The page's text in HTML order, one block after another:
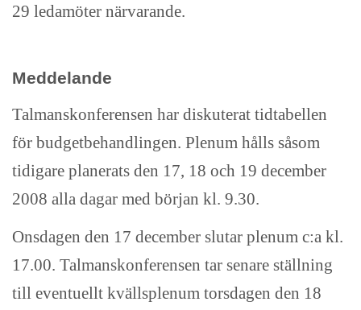
29 ledamöter närvarande.
Meddelande
Talmanskonferensen har diskuterat tidtabellen
för budgetbehandlingen. Plenum hålls såsom
tidigare planerats den 17, 18 och 19 december
2008 alla dagar med början kl. 9.30.
Onsdagen den 17 december slutar plenum c:a kl.
17.00. Talmanskonferensen tar senare ställning
till eventuellt kvällsplenum torsdagen den 18